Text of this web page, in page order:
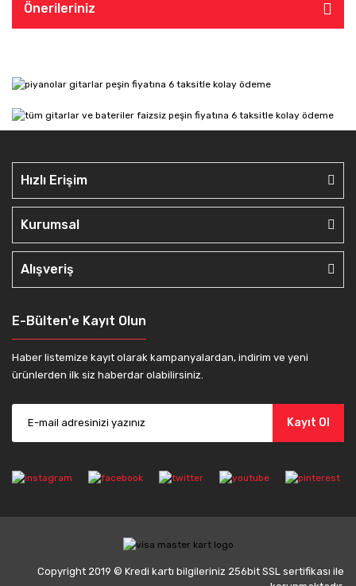
Önerileriniz
Hızlı Erişim
Kurumsal
Alışveriş
E-Bülten'e Kayıt Olun
Haber listemize kayıt olarak kampanyalardan, indirim ve yeni
ürünlerden ilk siz haberdar olabilirsiniz.
Kayıt Ol
Copyright 2019 © Kredi kartı bilgileriniz 256bit SSL sertifikası ile